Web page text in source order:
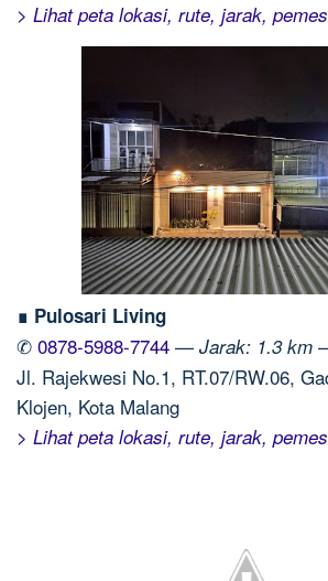
> Lihat peta lokasi, rute, jarak,
∎ Pulosari Living
✆ 0878-5988-7744 — Jarak: 1.3 km
Jl. Rajekwesi No.1, RT.07/RW.06,
Klojen, Kota Malang
> Lihat peta lokasi, rute, jarak,